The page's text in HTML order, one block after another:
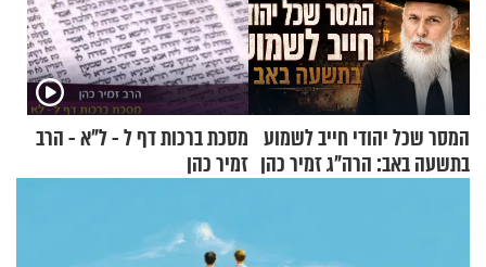
המסר שכל יהודי חייב לשמוע
בתשעה באב: הרה"ג זמיר כהן
מסכת ברכות דף ל - ל"א - הרב
זמיר כהן